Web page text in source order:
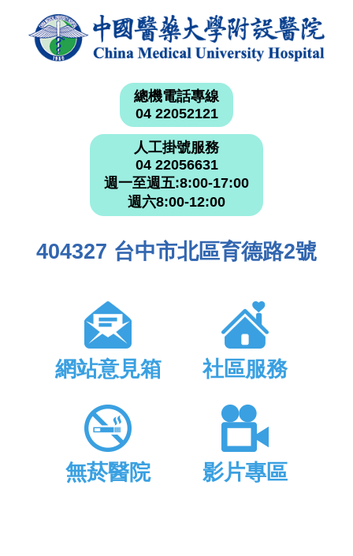
總機電話專線
04 22052121
人工掛號服務
04 22056631
週一至週五:8:00-17:00
週六8:00-12:00
404327 台中市北區育德路2號
網站意見箱 社區服務
無菸醫院 影片專區